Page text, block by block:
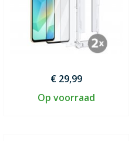
€ 29,99
Op voorraad